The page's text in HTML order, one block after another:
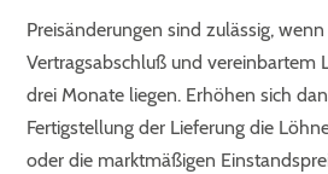
Preisänderungen sind zulässig,
Vertragsabschluß und vereinbartem
drei Monate liegen. Erhöhen sich
Fertigstellung der Lieferung die
oder die marktmäßigen